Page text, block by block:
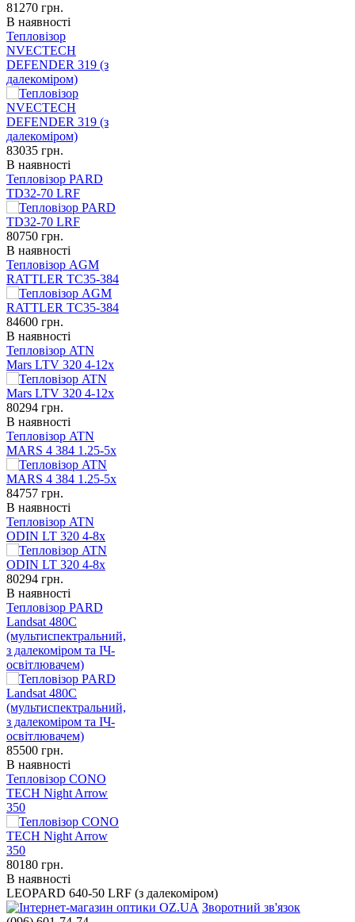
81270 грн.
В наявності
Тепловізор
NVECTECH
DEFENDER 319 (з
далекоміром)
83035 грн.
В наявності
Тепловізор PARD
TD32-70 LRF
80750 грн.
В наявності
Тепловізор AGM
RATTLER TC35-384
84600 грн.
В наявності
Тепловізор ATN
Mars LTV 320 4-12x
80294 грн.
В наявності
Тепловізор ATN
MARS 4 384 1.25-5x
84757 грн.
В наявності
Тепловізор ATN
ODIN LT 320 4-8x
80294 грн.
В наявності
Тепловізор PARD
Landsat 480C
(мультиспектральний,
з далекоміром та ІЧ-
освітлювачем)
85500 грн.
В наявності
Тепловізор CONO
TECH Night Arrow
350
80180 грн.
В наявності
LEOPARD 640-50 LRF (з далекоміром)
Зворотний зв'язок